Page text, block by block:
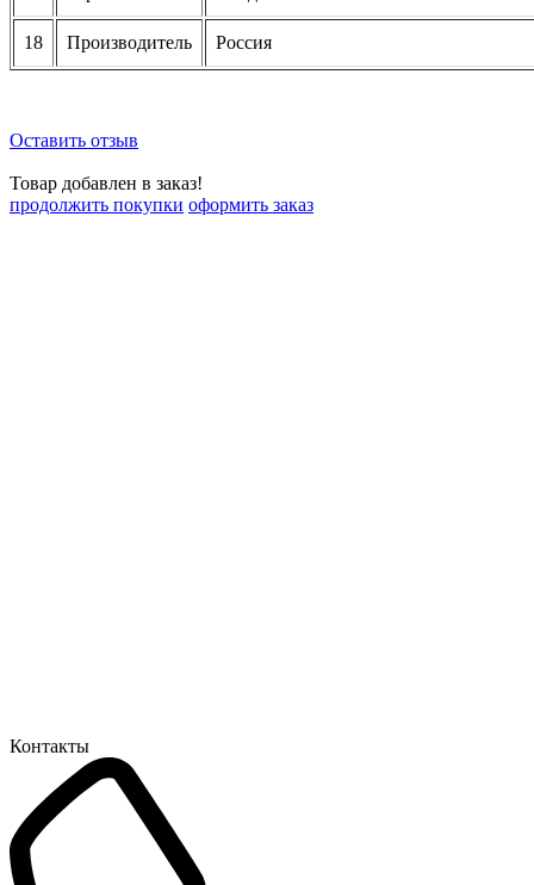
18 Производитель Россия
Оставить отзыв
Товар добавлен в заказ!
продолжить покупки оформить заказ
Контакты